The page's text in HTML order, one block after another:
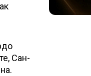
Сан-